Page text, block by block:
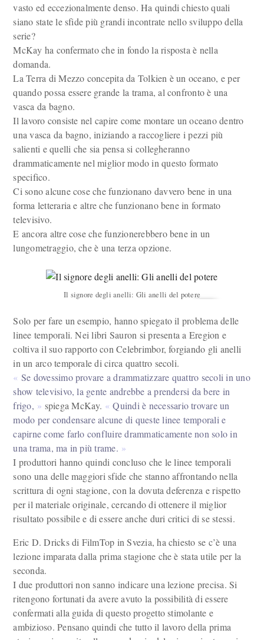
vasto ed eccezionalmente denso. Ha quindi chiesto quali
siano state le sfide più grandi incontrate nello sviluppo della
serie?
McKay ha confermato che in fondo la risposta è nella
domanda.
La Terra di Mezzo concepita da Tolkien è un oceano, e per
quando possa essere grande la trama, al confronto è una
vasca da bagno.
Il lavoro consiste nel capire come montare un oceano dentro
una vasca da bagno, iniziando a raccogliere i pezzi più
salienti e quelli che sia pensa si collegheranno
drammaticamente nel miglior modo in questo formato
specifico.
Ci sono alcune cose che funzionano davvero bene in una
forma letteraria e altre che funzionano bene in formato
televisivo.
E ancora altre cose che funzionerebbero bene in un
lungometraggio, che è una terza opzione.
Il signore degli anelli: Gli anelli del potere
Solo per fare un esempio, hanno spiegato il problema delle
linee temporali. Nei libri Sauron si presenta a Eregion e
coltiva il suo rapporto con Celebrimbor, forgiando gli anelli
in un arco temporale di circa quattro secoli.
Se dovessimo provare a drammatizzare quattro secoli in uno
show televisivo, la gente andrebbe a prendersi da bere in
frigo,
spiega McKay.
Quindi è necessario trovare un
modo per condensare alcune di queste linee temporali e
capirne come farlo confluire drammaticamente non solo in
una trama, ma in più trame.
I produttori hanno quindi concluso che le linee temporali
sono una delle maggiori sfide che stanno affrontando nella
scrittura di ogni stagione, con la dovuta deferenza e rispetto
per il materiale originale, cercando di ottenere il miglior
risultato possibile e di essere anche duri critici di se stessi.
Eric D. Dricks di FilmTop in Svezia, ha chiesto se c’è una
lezione imparata dalla prima stagione che è stata utile per la
seconda.
I due produttori non sanno indicare una lezione precisa. Si
ritengono fortunati da avere avuto la possibilità di essere
confermati alla guida di questo progetto stimolante e
ambizioso. Pensano quindi che tutto il lavoro della prima